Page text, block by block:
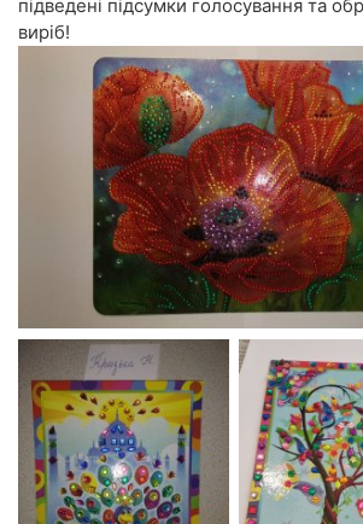
підведені підсумки голосування та
виріб!